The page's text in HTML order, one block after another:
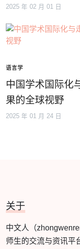
2025 年 02 月 01 日
语言学
中国学术国际化
果的全球视野
2025 年 01 月 24 日
关于
中文人（
师生的交流与资讯平